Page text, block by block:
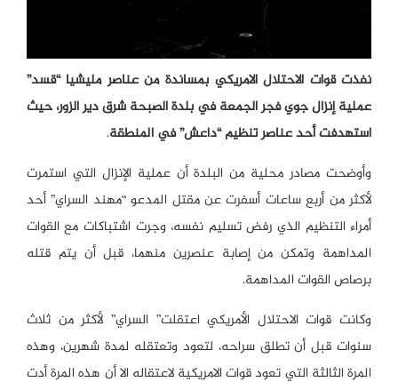
نفذت قوات الاحتلال الامريكي بمساندة من عناصر مليشيا “قسد”
عملية إنزال جوي فجر الجمعة في بلدة الصبحة شرق دير الزور، حيث
استهدفت أحد عناصر تنظيم “داعش” في المنطقة.
وأوضحت مصادر محلية من البلدة أن عملية الإنزال التي استمرت
لأكثر من أربع ساعات أسفرت عن مقتل المدعو “مهند السراي” أحد
أمراء التنظيم الذي رفض تسليم نفسه، وجرت اشتباكات مع القوات
المداهمة وتمكن من إصابة عنصرين منهما، قبل أن يتم قتله
برصاص القوات المداهمة.
وكانت قوات الاحتلال الأمريكي اعتقلت” السراي” لأكثر من ثلاث
سنوات قبل أن تطلق سراحه، لتعود وتعتقله لمدة شهرين، وهذه
المرة الثالثة التي تعود قوات الامريكية لاعتقاله الا أن هذه المرة أدت